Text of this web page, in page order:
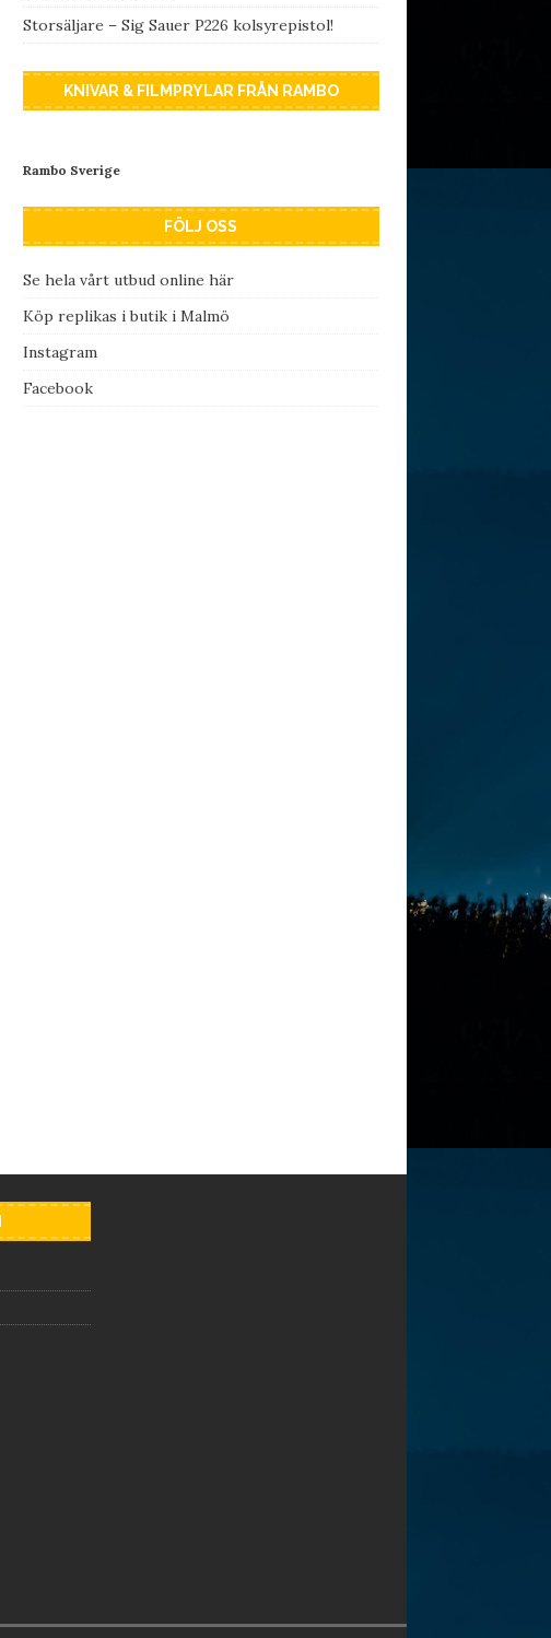
Storsäljare – Sig Sauer P226 kolsyrepistol!
KNIVAR & FILMPRYLAR FRÅN RAMBO
Rambo Sverige
FÖLJ OSS
Se hela vårt utbud online här
Köp replikas i butik i Malmö
Instagram
Facebook